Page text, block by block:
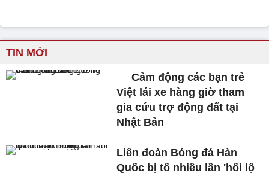
TIN MỚI
Cảm động các bạn trẻ
Việt lái xe hàng giờ tham
gia cứu trợ động đất tại
Nhật Bản
Liên đoàn Bóng đá Hàn
Quốc bị tố nhiều lần 'hối lộ